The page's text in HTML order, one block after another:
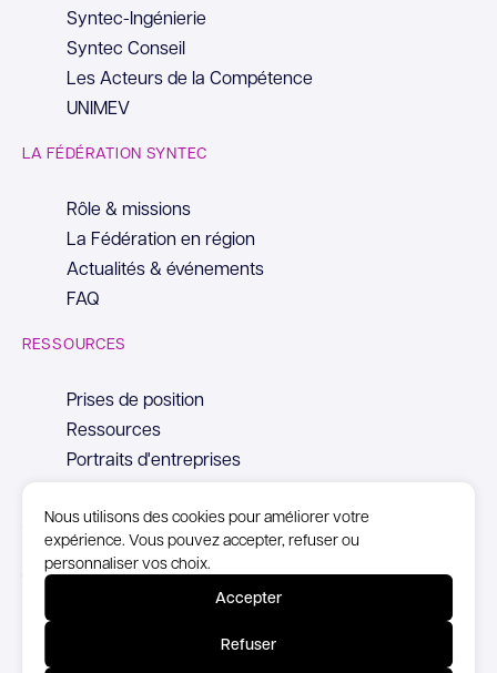
Nous utilisons des cookies pour améliorer votre
expérience. Vous pouvez accepter, refuser ou
personnaliser vos choix.
Accepter
Refuser
Syntec-Ingénierie
Syntec Conseil
Les Acteurs de la Compétence
UNIMEV
LA FÉDÉRATION SYNTEC
Rôle & missions
La Fédération en région
Actualités & événements
FAQ
RESSOURCES
Prises de position
Ressources
Portraits d'entreprises
© Copyright Syntec, 2026
Politique de confidentialité